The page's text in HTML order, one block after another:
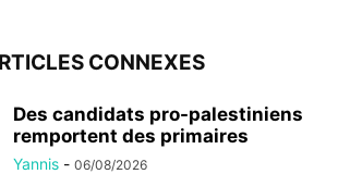
CONNEXES
Des candidats pro-palestiniens
remportent des primaires
Yannis - 06/08/2026